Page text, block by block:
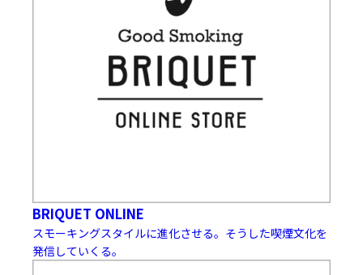
BRIQUET ONLINE
スモーキングスタイルに進化させる。そうした喫煙文化を
発信していくる。